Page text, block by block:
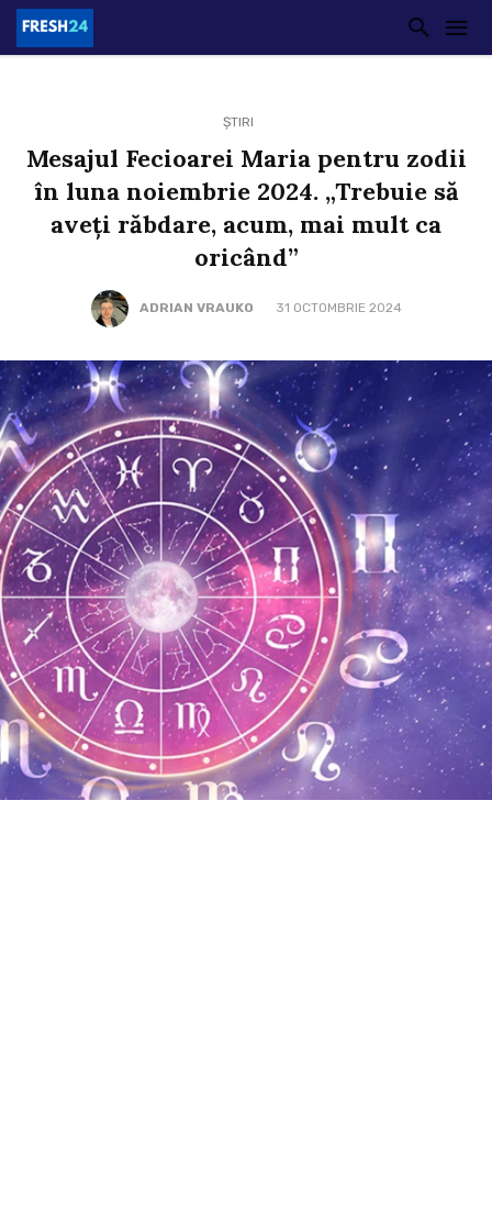
ȘTIRI
Mesajul Fecioarei Maria pentru zodii
în luna noiembrie 2024. „Trebuie să
aveți răbdare, acum, mai mult ca
oricând”
ADRIAN VRAUKO 31 OCTOMBRIE 2024